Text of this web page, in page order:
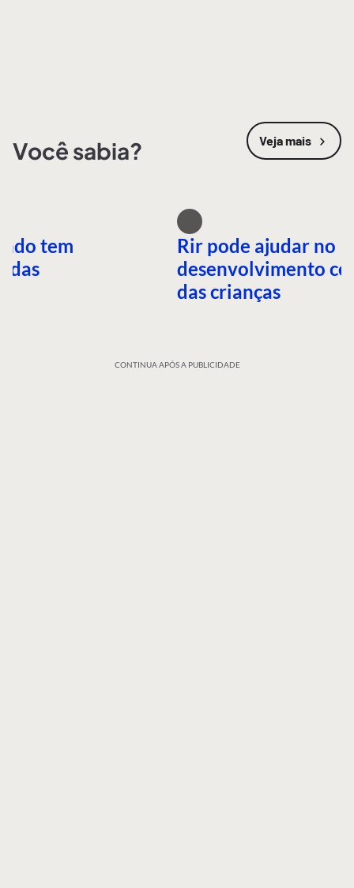
Você sabia? Veja mais
tem
Rir pode ajudar no
desenvolvimento
das crianças
CONTINUA APÓS A PUBLICIDADE